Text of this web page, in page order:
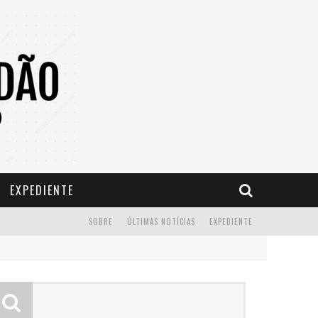
EXPEDIENTE
EXPEDIENTE
ÚLTIMAS NOTÍCIAS
SOBRE